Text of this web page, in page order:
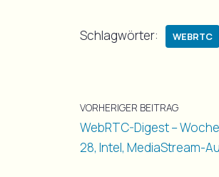
Schlagwörter: WEBRTC
VORHERIGER BEITRAG
WebRTC-Digest –
28, Intel, MediaStream-